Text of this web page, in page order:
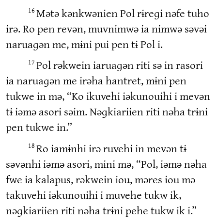
16 Mətə kənkwənien Pol rɨreɡi nəfe tuho
irə. Ro pen revən, muvnimwə ia nimwə səvəi
naruaɡən me, mɨni pui pen tɨ Pol i.
17 Pol rəkwein iaruaɡən riti sə in rasori
ia naruaɡən me irəha hantret, mɨni pen
tukwe in mə, “Ko ikuvehi iəkunouihi i mevən
tɨ iəmə asori səim. Nəɡkiariien riti nəha trɨni
pen tukwe in.”
18 Ro iamɨnhi irə ruvehi in mevən tɨ
səvənhi iəmə asori, mɨni mə, “Pol, iəmə nəha
fwe ia kalapus, rəkwein iou, məres iou mə
takuvehi iəkunouihi i muvehe tukw ik,
nəɡkiariien riti nəha trɨni pehe tukw ik i.”